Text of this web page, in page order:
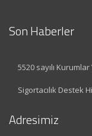
Son Haberler
5520 sayılı
Sigortacılık Destek
Adresimiz